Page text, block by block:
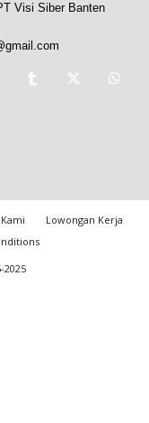
Visi Siber Banten
Lowongan Kerja
2025